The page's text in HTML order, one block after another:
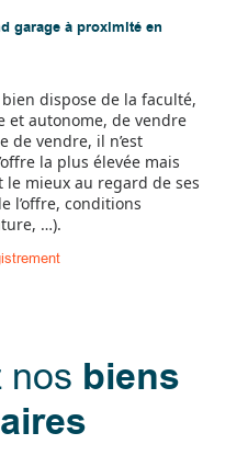
garage à proximité en
dispose de la faculté,
et autonome, de vendre
de vendre, il n’est
la plus élevée mais
mieux au regard de ses
l’offre, conditions
…).
nos biens